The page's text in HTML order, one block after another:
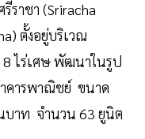
ราชา (Sriracha
ตั้งอยู่บริเวณ
ไร่เศษ พัฒนาในรูป
คารพาณิชย์ ขนาด
บาท จำนวน 63 ยูนิต